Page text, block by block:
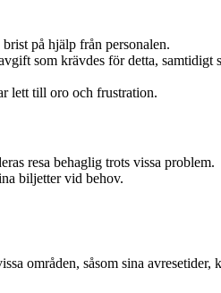
på hjälp från personalen.
som krävdes för detta, samtidigt
lett till oro och frustration.
resa behaglig trots vissa problem.
biljetter vid behov.
områden, såsom sina avresetider,